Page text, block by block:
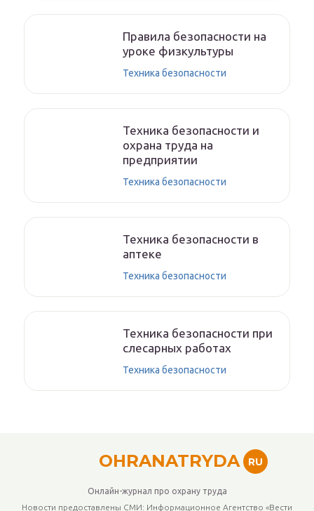
Правила безопасности на
уроке физкультуры
Техника безопасности
Техника безопасности и
охрана труда на
предприятии
Техника безопасности
Техника безопасности в
аптеке
Техника безопасности
Техника безопасности при
слесарных работах
Техника безопасности
OHRANATRYDA RU
Онлайн-журнал про охрану труда
Новости предоставлены СМИ: Информационное Агентство «Вести